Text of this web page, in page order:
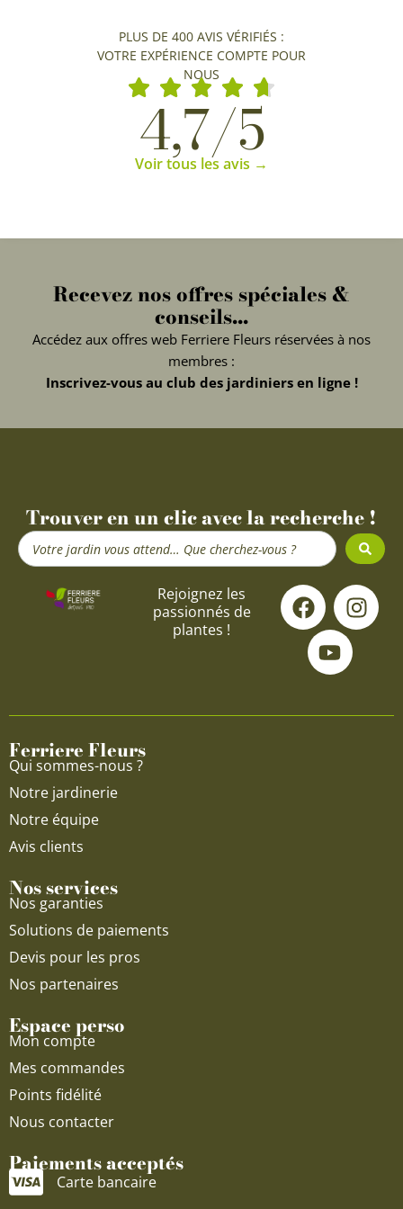
PLUS DE 400 AVIS VÉRIFIÉS :
VOTRE EXPÉRIENCE COMPTE POUR
NOUS
4,7/5
Voir tous les avis →
Recevez nos offres spéciales &
conseils...
Accédez aux offres web Ferriere Fleurs réservées à nos
membres :
Inscrivez-vous au club des jardiniers en ligne !
Trouver en un clic avec la recherche !
Search
...
Rejoignez les
passionnés de
plantes !
F
a
c
e
o
I
n
s
g
Y
o
u
t
u
b
Ferriere Fleurs
Qui sommes-nous ?
Notre jardinerie
Notre équipe
Avis clients
Nos services
Nos garanties
Solutions de paiements
Devis pour les pros
Nos partenaires
Espace perso
Mon compte
Mes commandes
Points fidélité
Nous contacter
Paiements acceptés
Carte bancaire